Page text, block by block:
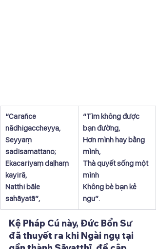
​“Carañce
nādhigaccheyya,
Seyyaṃ
sadisamattano;
Ekacariyaṃ daḷhaṃ
kayirā,
Natthi bāle
sahāyatā”,
​“Tìm không được
bạn đường,
Hơn mình hay bằng
mình,
Thà quyết sống một
mình
Không bè bạn kẻ
ngu”.
Kệ Pháp Cú này, Đức Bổn Sư
đã thuyết ra khi Ngài ngụ tại